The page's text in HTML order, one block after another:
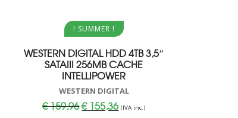
Aggiungi al carrello
! SUMMER !
WESTERN DIGITAL HDD 4TB 3,5″
SATAIII 256MB CACHE
INTELLIPOWER
WESTERN DIGITAL
€159,96Il
prezzo
€155,36Il
prezzo
(IVA inc.)